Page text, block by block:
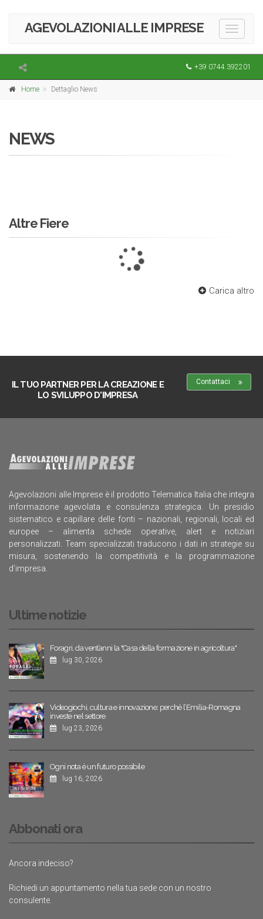
Toggle
AGEVOLAZIONI ALLE IMPRESE
+39 0744.392201
Home Dettaglio News
NEWS
Altre Fiere
Carica altro
IL TUO PARTNER PER LA CREAZIONE E
LO SVILUPPO D'IMPRESA
Contattaci
Agevolazioni alle Imprese è il prodotto Telematica Italia che integra
informazione agevolata e consulenza strategica. Un presidio
sistematico e capillare delle fonti – nazionali, regionali, locali ed
europee – alimenta schede operative, alert e notiziari
personalizzati. Team specializzati traducono i dati in strategie su
misura, sostenendo la competitività e la programmazione
d’impresa.
Ultime notizie
Foragri, da vent’anni la "Casa della formazione in agricoltura"
lug 30, 2026
Videogiochi, cultura e innovazione: perché l’Emilia-Romagna
investe nel settore
lug 23, 2026
Ogni nota è un futuro possibile
lug 16, 2026
Abbonati ora
Ancora indeciso?
Richiedi un appuntamento nella tua sede con un nostro
consulente.